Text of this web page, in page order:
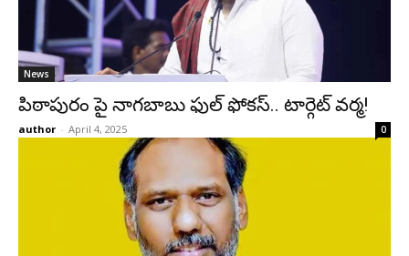
News
పిఠాపురం పై నాగబాబు ఫుల్ ఫోకస్.. టార్గెట్ వర్మ!
author - April 4, 2025 0